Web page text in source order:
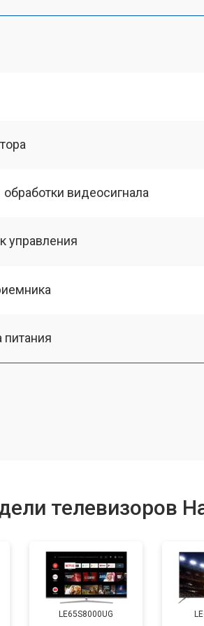
видеосигнала
управления
телевизоров
LE65S8000UG